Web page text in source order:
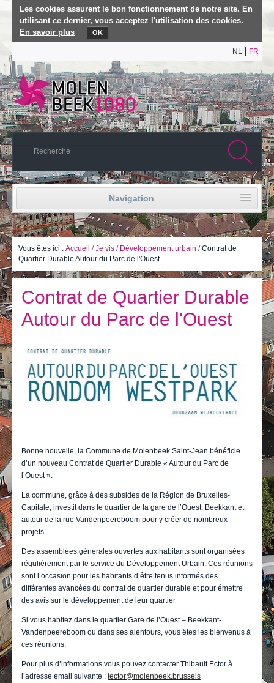
Les cookies assurent le bon fonctionnement de notre site. En
utilisant ce dernier, vous acceptez l'utilisation des cookies.
En savoir plus
OK
NL FR
Navigation
Accueil
Vie politique
Je vis
Je visite
Publications
Actualités
E-guichet / Prendre RDV
Actualités
Vous êtes ici : Accueil /Je vis / Développement urbain /Contrat de
Quartier Durable Autour du Parc de l'Ouest
Contrat de Quartier Durable
Autour du Parc de l'Ouest
Bonne nouvelle, la Commune de Molenbeek Saint-Jean bénéficie
d’un nouveau Contrat de Quartier Durable « Autour du Parc de
l’Ouest ».
La commune, grâce à des subsides de la Région de Bruxelles-
Capitale, investit dans le quartier de la gare de l’Ouest, Beekkant et
autour de la rue Vandenpeereboom pour y créer de nombreux
projets.
Des assemblées générales ouvertes aux habitants sont organisées
régulièrement par le service du Développement Urbain. Ces réunions
sont l’occasion pour les habitants d’être tenus informés des
différentes avancées du contrat de quartier durable et pour émettre
des avis sur le développement de leur quartier
Si vous habitez dans le quartier Gare de l’Ouest – Beekkant-
Vandenpeereboom ou dans ses alentours, vous êtes les bienvenus à
ces réunions.
Pour plus d’informations vous pouvez contacter Thibault Ector à
l’adresse email suivante : tector@molenbeek.brussels